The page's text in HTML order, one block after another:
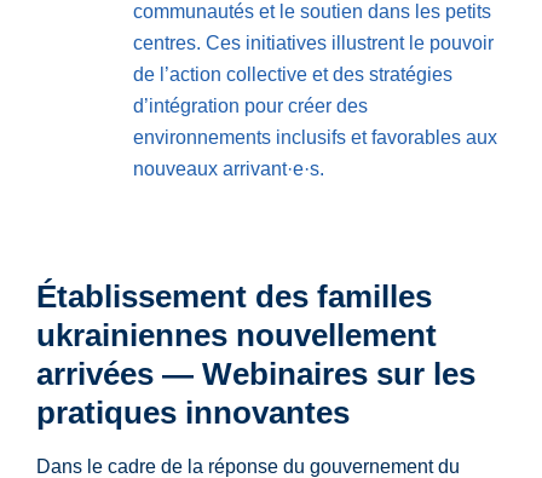
communautés et le soutien dans les petits
centres. Ces initiatives illustrent le pouvoir
de l’action collective et des stratégies
d’intégration pour créer des
environnements inclusifs et favorables aux
nouveaux arrivant·e·s.
Établissement des familles
ukrainiennes nouvellement
arrivées — Webinaires sur les
pratiques innovantes
Dans le cadre de la réponse du gouvernement du